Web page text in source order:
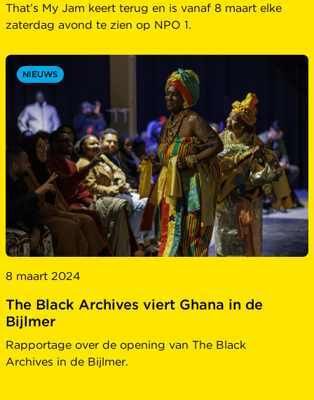
That’s My Jam keert terug en is vanaf 8 maart elke
zaterdag avond te zien op NPO 1.
NIEUWS
8 maart 2024
The Black Archives viert Ghana in de
Bijlmer
Rapportage over de opening van The Black
Archives in de Bijlmer.